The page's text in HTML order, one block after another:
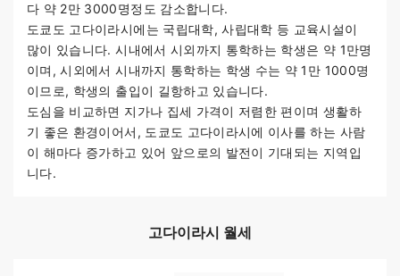
다 약 2만 3000명정도 감소합니다.
도쿄도 고다이라시에는 국립대학, 사립대학 등 교육시설이
많이 있습니다. 시내에서 시외까지 통학하는 학생은 약 1만명
이며, 시외에서 시내까지 통학하는 학생 수는 약 1만 1000명
이므로, 학생의 출입이 길항하고 있습니다.
도심을 비교하면 지가나 집세 가격이 저렴한 편이며 생활하
기 좋은 환경이어서, 도쿄도 고다이라시에 이사를 하는 사람
이 해마다 증가하고 있어 앞으로의 발전이 기대되는 지역입
니다.
고다이라시 월세